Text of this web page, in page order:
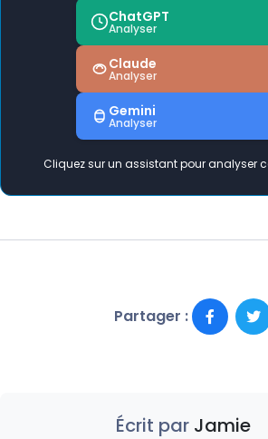
ChatGPT
Analyser
Claude
Analyser
Gemini
Analyser
Cliquez sur un assistant pour analyser
Partager :
Écrit par Jamie